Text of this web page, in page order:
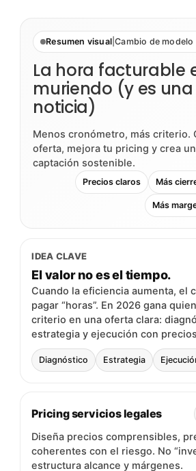
Resumen visual |Cambio de
La hora facturable
muriendo (y es
noticia)
Menos cronómetro, más criterio.
oferta, mejora tu pricing y crea
captación sostenible.
Precios claros Más
Más
IDEA CLAVE
El valor no es el tiempo.
Cuando la eficiencia aumenta, el
pagar “horas”. En 2026 gana
criterio en una oferta clara:
estrategia y ejecución con
Diagnóstico Estrategia
Pricing servicios legales
Diseña precios comprensibles,
coherentes con el riesgo. No
estructura alcance y márgenes.